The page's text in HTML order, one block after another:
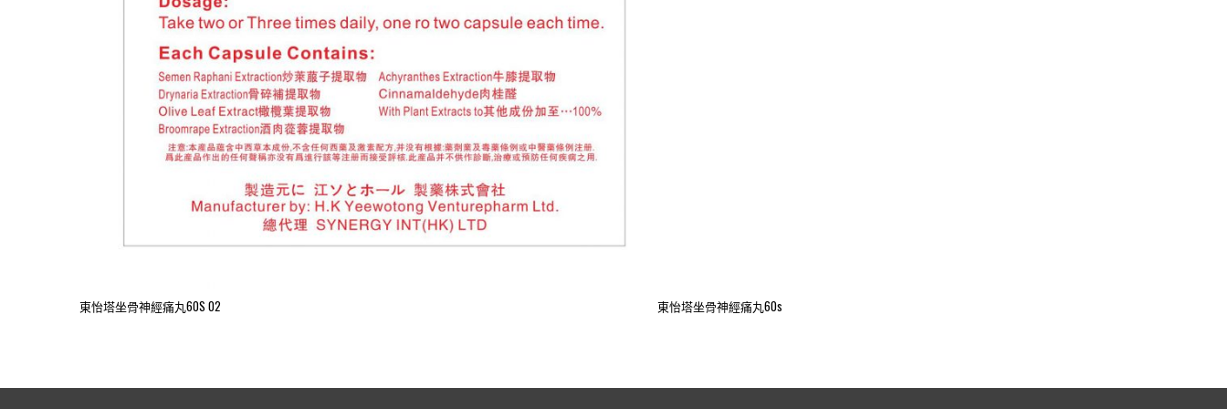
東怡塔坐骨神經痛丸60S 02 東怡塔坐骨神經痛丸60s